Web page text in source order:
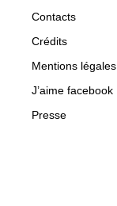
Contacts
Crédits
Mentions légales
J’aime facebook
Presse